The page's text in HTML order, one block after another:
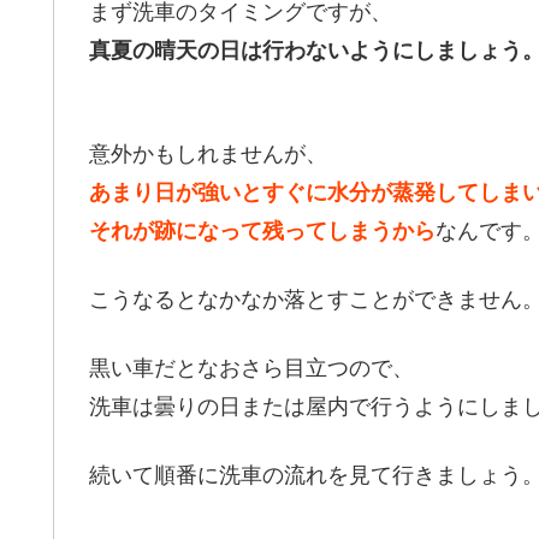
まず洗車のタイミングですが、
真夏の晴天の日は行わないようにしましょう。
意外かもしれませんが、
あまり日が強いとすぐに水分が蒸発してしま
それが跡になって残ってしまうからなんです。
こうなるとなかなか落とすことができません。
黒い車だとなおさら目立つので、
洗車は曇りの日または屋内で行うようにしまし
続いて順番に洗車の流れを見て行きましょう。